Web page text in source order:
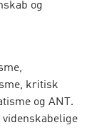
og
kritisk
og ANT.